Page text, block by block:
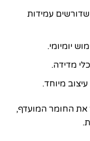
שדורשים עמידות
יומיומי.
מדידה.
מיוחד.
החומר המועדף,